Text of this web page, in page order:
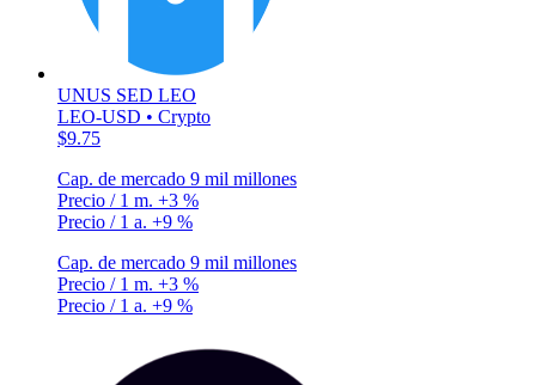
UNUS SED LEO
LEO-USD • Crypto
$9.75
Cap. de mercado 9 mil millones
Precio / 1 m. +3 %
Precio / 1 a. +9 %
Cap. de mercado 9 mil millones
Precio / 1 m. +3 %
Precio / 1 a. +9 %